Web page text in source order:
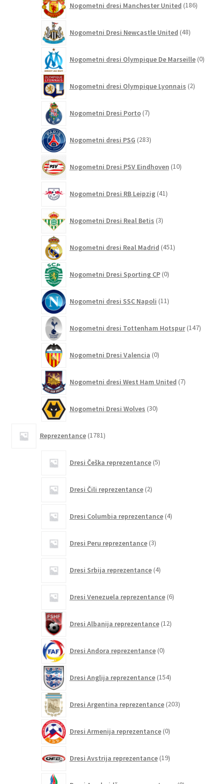
Nogometni dresi Manchester United 186izdelkov
Nogometni Dresi Newcastle United 48izdelkov
Nogometni dresi Olympique De Marseille 0
Nogometni dresi Olympique Lyonnais 2izdelka
Nogometni Dresi Porto 7izdelkov
Nogometni dresi PSG 283izdelkov
Nogometni Dresi PSV Eindhoven 10izdelkov
Nogometni Dresi RB Leipzig 41izdelkov
Nogometni Dresi Real Betis 3izdelki
Nogometni dresi Real Madrid 451izdelkov
Nogometni Dresi Sporting CP 0izdelkov
Nogometni dresi SSC Napoli 11izdelkov
Nogometni dresi Tottenham Hotspur 147
Nogometni Dresi Valencia 0izdelkov
Nogometni dresi West Ham United 7izdelkov
Nogometni Dresi Wolves 30izdelkov
Reprezentance 1781izdelkov
Dresi Češka reprezentance 5izdelkov
Dresi Čili reprezentance 2izdelka
Dresi Columbia reprezentance 4izdelki
Dresi Peru reprezentance 3izdelki
Dresi Srbija reprezentance 4izdelki
Dresi Venezuela reprezentance 6izdelkov
Dresi Albanija reprezentance 12izdelkov
Dresi Andora reprezentance 0izdelkov
Dresi Anglija reprezentance 154izdelkov
Dresi Argentina reprezentance 203izdelki
Dresi Armenija reprezentance 0izdelkov
Dresi Avstrija reprezentance 19izdelkov